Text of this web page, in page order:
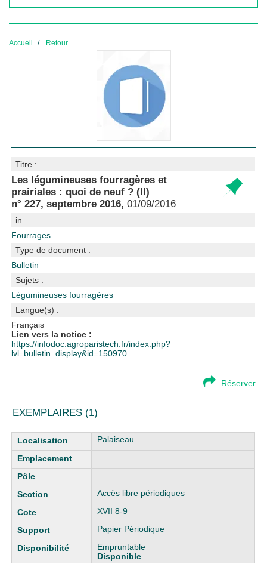
Accueil Retour
Titre :
Les légumineuses fourragères et
prairiales : quoi de neuf ? (II)
n° 227, septembre 2016, 01/09/2016
in
Fourrages
Type de document :
Bulletin
Sujets :
Légumineuses fourragères
Langue(s) :
Français
Lien vers la notice :
https://infodoc.agroparistech.fr/index.php?
lvl=bulletin_display&id=150970
Réserver
EXEMPLAIRES (1)
Liste des exemplaires Palaiseau
Accès libre périodiques
XVII 8-9
Papier Périodique
Empruntable
Disponible